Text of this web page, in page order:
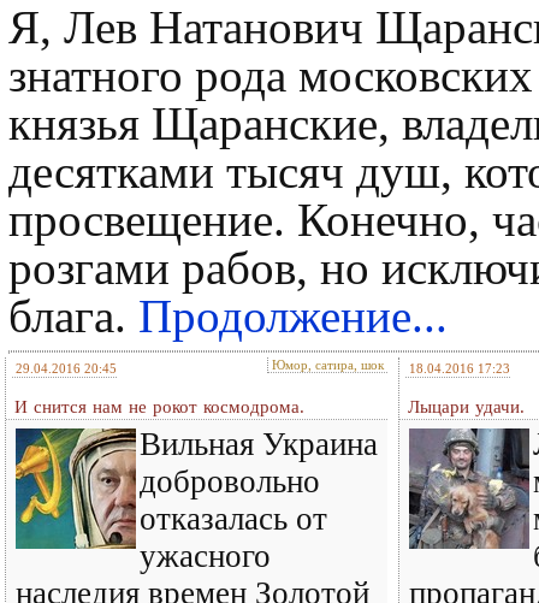
Я, Лев Натанович
знатного рода
князья Щаранские,
десятками тысяч душ,
просвещение. Конечно,
розгами рабов, но
блага. Продолжение...
29.04.2016 20:45 Юмор, сатира, шок
И снится нам не рокот космодрома.
Вильная Украина
добровольно
отказалась от
ужасного
наследия времен Золотой
18.04.2016 17:23
Лыцари удачи.